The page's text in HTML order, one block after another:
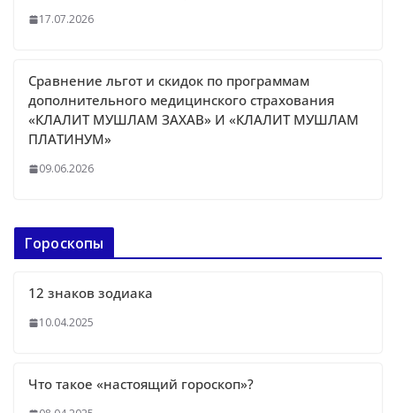
17.07.2026
Сравнение льгот и скидок по программам
дополнительного медицинского страхования
«КЛАЛИТ МУШЛАМ ЗАХАВ» И «КЛАЛИТ МУШЛАМ
ПЛАТИНУМ»
09.06.2026
Гороскопы
12 знаков зодиака
10.04.2025
Что такое «настоящий гороскоп»?